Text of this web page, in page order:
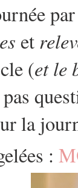
et
(et le
la
: